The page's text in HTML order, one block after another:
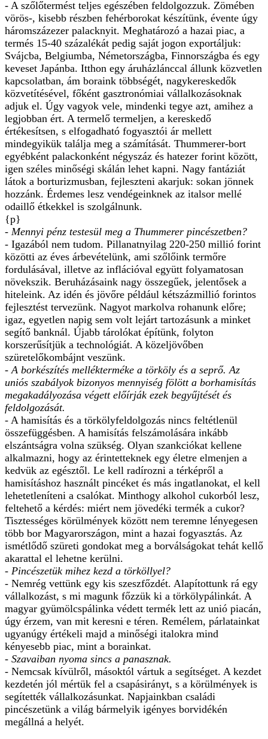
- A szőlőtermést teljes egészében feldolgozzuk. Zömében
vörös-, kisebb részben fehérborokat készítünk, évente úgy
háromszázezer palacknyit. Meghatározó a hazai piac, a
termés 15-40 százalékát pedig saját jogon exportáljuk:
Svájcba, Belgiumba, Németországba, Finnországba és egy
keveset Japánba. Itthon egy áruházlánccal állunk közvetlen
kapcsolatban, ám boraink többségét, nagykereskedők
közvetítésével, főként gasztronómiai vállalkozásoknak
adjuk el. Úgy vagyok vele, mindenki tegye azt, amihez a
legjobban ért. A termelő termeljen, a kereskedő
értékesítsen, s elfogadható fogyasztói ár mellett
mindegyikük találja meg a számítását. Thummerer-bort
egyébként palackonként négyszáz és hatezer forint között,
igen széles minőségi skálán lehet kapni. Nagy fantáziát
látok a borturizmusban, fejleszteni akarjuk: sokan jönnek
hozzánk. Érdemes lesz vendégeinknek az italsor mellé
odaillő étkekkel is szolgálnunk.
{p}
- Mennyi pénz testesül meg a Thummerer pincészetben?
- Igazából nem tudom. Pillanatnyilag 220-250 millió forint
közötti az éves árbevételünk, ami szőlőink termőre
fordulásával, illetve az inflációval együtt folyamatosan
növekszik. Beruházásaink nagy összegűek, jelentősek a
hiteleink. Az idén és jövőre például kétszázmillió forintos
fejlesztést tervezünk. Nagyot markolva rohanunk előre;
igaz, egyetlen napig sem volt lejárt tartozásunk a minket
segítő banknál. Újabb tárolókat építünk, folyton
korszerűsítjük a technológiát. A közeljövőben
szüretelőkombájnt veszünk.
- A borkészítés mellékterméke a törköly és a seprő. Az
uniós szabályok bizonyos mennyiség fölött a borhamisítás
megakadályozása végett előírják ezek begyűjtését és
feldolgozását.
- A hamisítás és a törkölyfeldolgozás nincs feltétlenül
összefüggésben. A hamisítás felszámolására inkább
elszántságra volna szükség. Olyan szankciókat kellene
alkalmazni, hogy az érintetteknek egy életre elmenjen a
kedvük az egésztől. Le kell radírozni a térképről a
hamisításhoz használt pincéket és más ingatlanokat, el kell
lehetetleníteni a csalókat. Minthogy alkohol cukorból lesz,
feltehető a kérdés: miért nem jövedéki termék a cukor?
Tisztességes körülmények között nem teremne lényegesen
több bor Magyarországon, mint a hazai fogyasztás. Az
ismétlődő szüreti gondokat meg a borválságokat tehát kellő
akarattal el lehetne kerülni.
- Pincészetük mihez kezd a törköllyel?
- Nemrég vettünk egy kis szeszfőzdét. Alapítottunk rá egy
vállalkozást, s mi magunk főzzük ki a törkölypálinkát. A
magyar gyümölcspálinka védett termék lett az unió piacán,
úgy érzem, van mit keresni e téren. Remélem, párlatainkat
ugyanúgy értékeli majd a minőségi italokra mind
kényesebb piac, mint a borainkat.
- Szavaiban nyoma sincs a panasznak.
- Nemcsak kívülről, másoktól vártuk a segítséget. A kezdet
kezdetén jól mértük fel a csapásirányt, s a körülmények is
segítették vállalkozásunkat. Napjainkban családi
pincészetünk a világ bármelyik igényes borvidékén
megállná a helyét.